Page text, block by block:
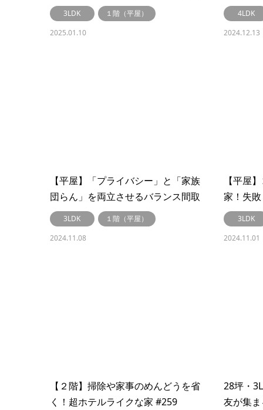
ふれる平屋 #271
3LDK
１階（平屋）
2025.01.10
#2684LDK
2024.12.13
【平屋】「プライバシー」と「家族
団らん」を両立させるバランス間取
り #265
3LDK
１階（平屋）
2024.11.08
【平屋
家！失
め方3LDK
2024.11.01
【２階】掃除や家事のめんどうを省
く！超ホテルライクな家 #259
28坪・
友が集